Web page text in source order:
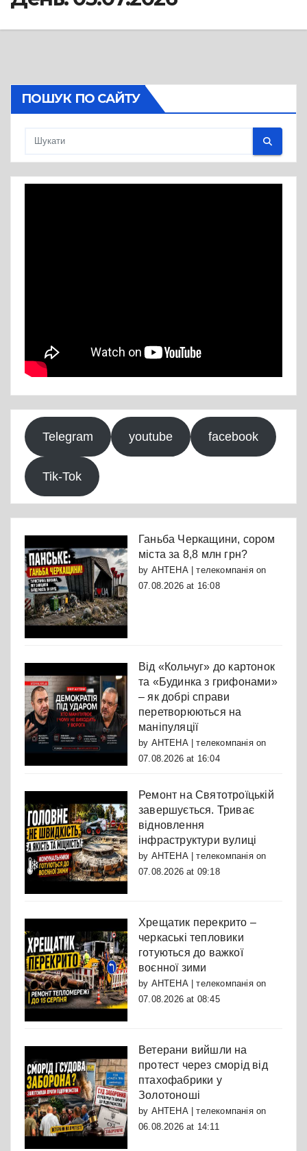
ПОШУК ПО САЙТУ
Telegram youtube facebook
Tik-Tok
Ганьба Черкащини, сором
міста за 8,8 млн грн?
by АНТЕНА | телекомпаніяon
07.08.2026 at 16:08
Від «Кольчуг» до картонок
та «Будинка з грифонами»
– як добрі справи
перетворюються на
маніпуляції
by АНТЕНА | телекомпаніяon
07.08.2026 at 16:04
Ремонт на Святотроїцькій
завершується. Триває
відновлення
інфраструктури вулиці
by АНТЕНА | телекомпаніяon
07.08.2026 at 09:18
Хрещатик перекрито –
черкаські тепловики
готуються до важкої
воєнної зими
by АНТЕНА | телекомпаніяon
07.08.2026 at 08:45
Ветерани вийшли на
протест через сморід від
птахофабрики у
Золотоноші
by АНТЕНА | телекомпаніяon
06.08.2026 at 14:11